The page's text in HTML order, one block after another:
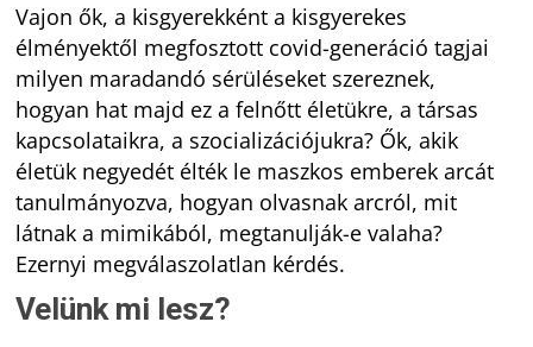
Vajon ők, a kisgyerekként a kisgyerekes
élményektől megfosztott covid-generáció tagjai
milyen maradandó sérüléseket szereznek,
hogyan hat majd ez a felnőtt életükre, a társas
kapcsolataikra, a szocializációjukra? Ők, akik
életük negyedét élték le maszkos emberek arcát
tanulmányozva, hogyan olvasnak arcról, mit
látnak a mimikából, megtanulják-e valaha?
Ezernyi megválaszolatlan kérdés.
Velünk mi lesz?